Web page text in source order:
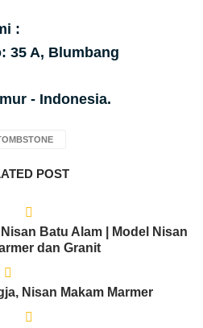
:
35 A, Blumbang
- Indonesia.
POST
Batu Alam | Model Nisan
dan Granit
Nisan Makam Marmer